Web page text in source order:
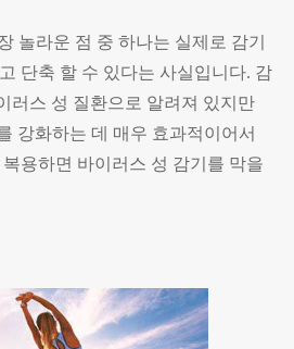
놀라운 점 중 하나는 실제로 감기
단축 할 수 있다는 사실입니다. 감
러스 성 질환으로 알려져 있지만
강화하는 데 매우 효과적이어서
용하면 바이러스 성 감기를 막을